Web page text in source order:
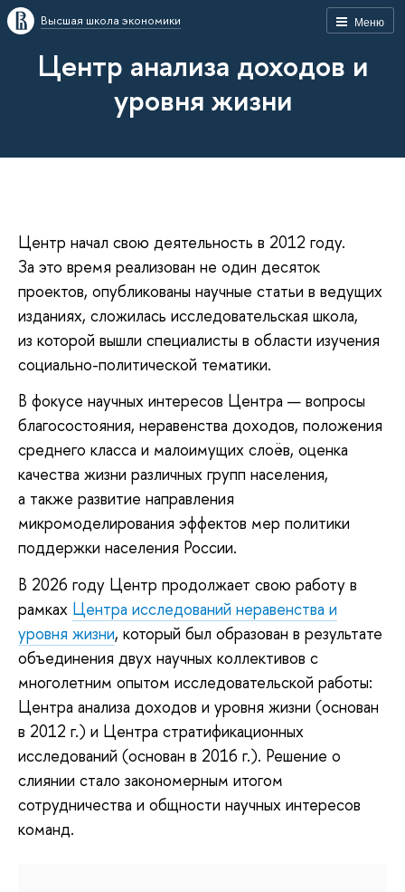
Меню
Высшая школа экономики
Центр анализа доходов и
уровня жизни
Центр начал свою деятельность в 2012 году.
За это время реализован не один десяток
проектов, опубликованы научные статьи в ведущих
изданиях, сложилась исследовательская школа,
из которой вышли специалисты в области изучения
социально-политической тематики.
В фокусе научных интересов Центра — вопросы
благосостояния, неравенства доходов, положения
среднего класса и малоимущих слоёв, оценка
качества жизни различных групп населения,
а также развитие направления
микромоделирования эффектов мер политики
поддержки населения России.
В 2026 году Центр продолжает свою работу в
рамках Центра исследований неравенства и
уровня жизни, который был образован в результате
объединения двух научных коллективов с
многолетним опытом исследовательской работы:
Центра анализа доходов и уровня жизни (основан
в 2012 г.) и Центра стратификационных
исследований (основан в 2016 г.). Решение о
слиянии стало закономерным итогом
сотрудничества и общности научных интересов
команд.